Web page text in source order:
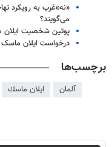
«نه»غرب به رویکرد
می‌گویند؟
پوتین شخصیت ایلان
درخواست ایلان ماسک
برچسب‌ها
آلمان ايلان ماسك